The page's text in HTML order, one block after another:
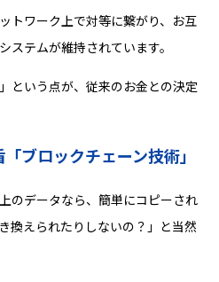
トワーク上で対等に繋がり、お互
ステムが維持されています。
という点が、従来のお金との決定
ブロックチェーン技術」
のデータなら、簡単にコピーされ
換えられたりしないの？」と当然